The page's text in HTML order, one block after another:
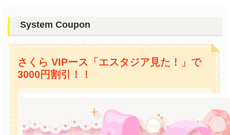
System Coupon
さくら VIPース「エスタジア見た！」で
3000円割引！！